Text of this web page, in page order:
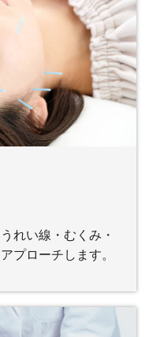
れい線・むくみ・
プローチします。